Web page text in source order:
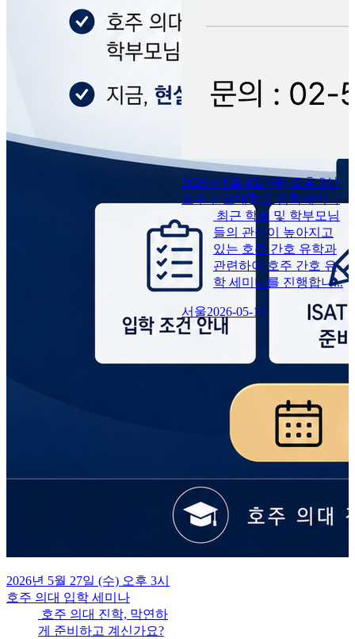
2026년 5월 27일 (수) 오후 3시
호주 의대 입학 세미나
호주 의대 진학, 막연하
게 준비하고 계신가요?
2026년 6월 4일 (목) 오후 3시
호주 간호대학교 입학세미나
최근 학생 및 학부모님
들의 관심이 높아지고
있는 호주 간호 유학과
관련하여 호주 간호 유
학 세미나를 진행합니...
서울2026-05-13